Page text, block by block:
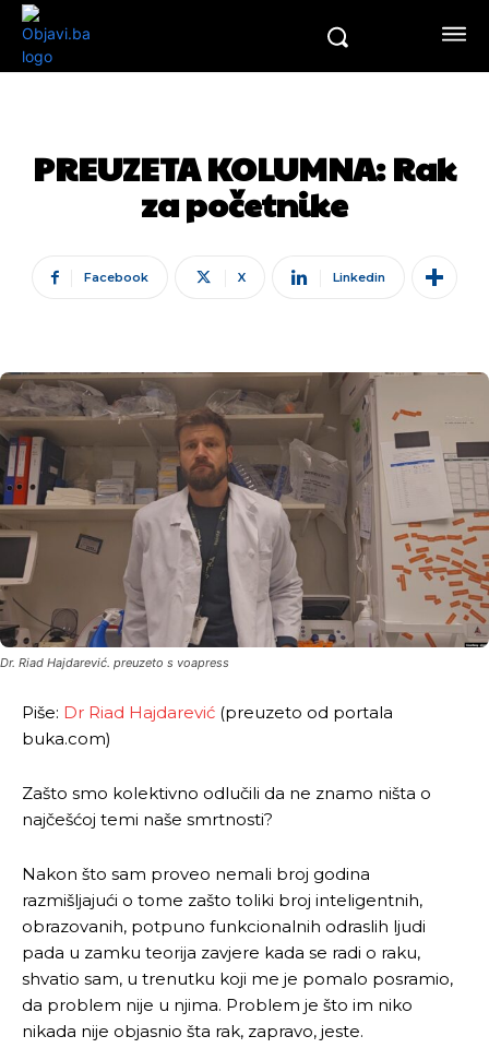
PREUZETA KOLUMNA: Rak
za početnike
Facebook X Linkedin
Dr. Riad Hajdarević. preuzeto s voapress
Piše: Dr Riad Hajdarević (preuzeto od portala
buka.com)
Zašto smo kolektivno odlučili da ne znamo ništa o
najčešćoj temi naše smrtnosti?
Nakon što sam proveo nemali broj godina
razmišljajući o tome zašto toliki broj inteligentnih,
obrazovanih, potpuno funkcionalnih odraslih ljudi
pada u zamku teorija zavjere kada se radi o raku,
shvatio sam, u trenutku koji me je pomalo posramio,
da problem nije u njima. Problem je što im niko
nikada nije objasnio šta rak, zapravo, jeste.